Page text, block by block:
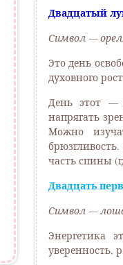
Двадцатый
Символ — орел.
Это день
духовного
День этот —
напрягать
Можно
часть спины
Двадцать
Символ —
Энергетика
уверенность,